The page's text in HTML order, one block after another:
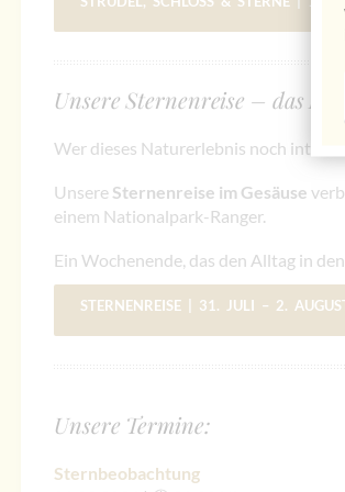
Unsere Sternenreise – das
Wer dieses Naturerlebnis noch
Unsere Sternenreise im Gesäuse
einem Nationalpark-Ranger.
Ein Wochenende, das den Alltag in
STERNENREISE | 31. JULI – 2.
Unsere Termine:
Sternbeobachtung